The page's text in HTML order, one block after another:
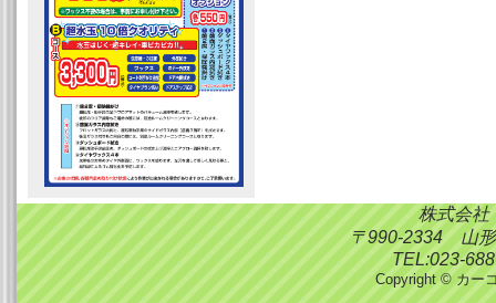
株式会
〒990-2334 山形
TEL:023-
Copyright © カー